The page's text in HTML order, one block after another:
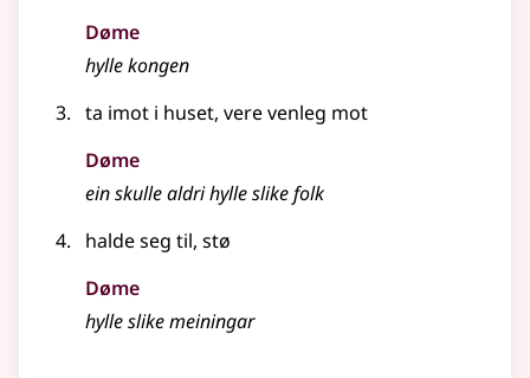
Døme
hylle kongen
ta imot i huset, vere venleg mot
Døme
ein skulle aldri hylle slike folk
halde seg til, stø
Døme
hylle slike meiningar